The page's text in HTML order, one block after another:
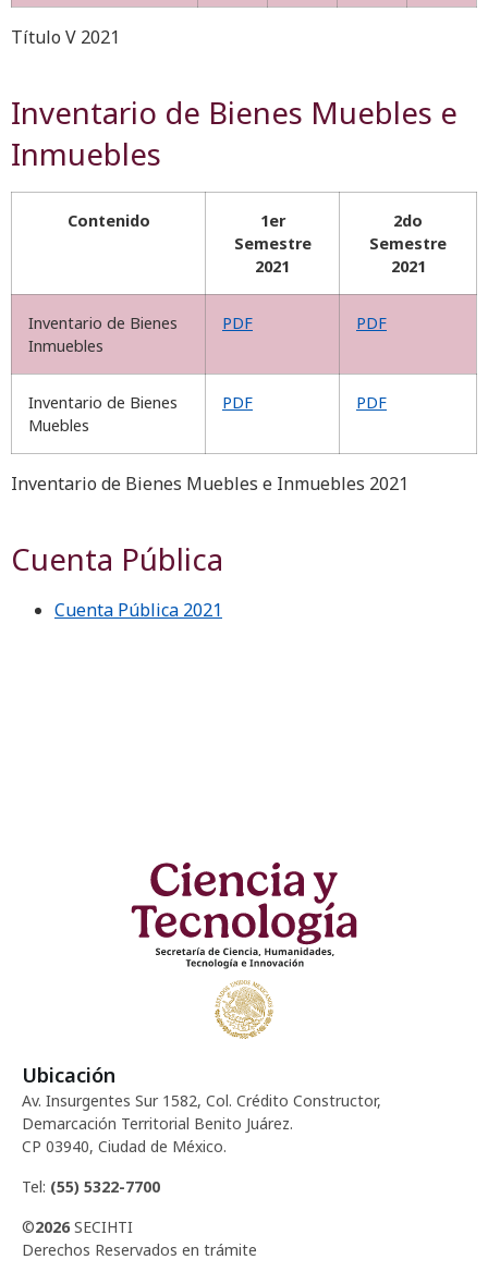
Título V 2021
Inventario de Bienes Muebles e
Inmuebles
Contenido
1er
Semestre
2021
2do
Semestre
2021
Inventario de Bienes
Inmuebles
PDF PDF
Inventario de Bienes
Muebles
PDF PDF
Inventario de Bienes Muebles e Inmuebles 2021
Cuenta Pública
Cuenta Pública 2021
Ubicación
Av. Insurgentes Sur 1582, Col. Crédito Constructor,
Demarcación Territorial Benito Juárez.
CP 03940, Ciudad de México.
Tel: (55) 5322-7700
©2026 SECIHTI
Derechos Reservados en trámite